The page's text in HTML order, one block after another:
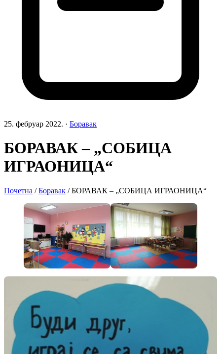
25. фебруар 2022. · Боравак
БОРАВАК – „СОБИЦА
ИГРАОНИЦА“
Почетна / Боравак / БОРАВАК – „СОБИЦА ИГРАОНИЦА“